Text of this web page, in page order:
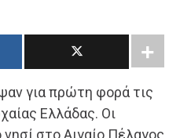
για πρώτη φορά τις
Ελλάδας. Οι